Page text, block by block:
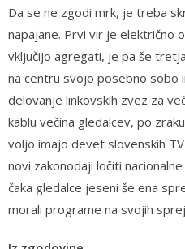
Da se ne zgodi mrk, je treba
napajane. Prvi vir je električno
vključijo agregati, je pa še
na centru svojo posebno sobo
delovanje linkovskih zvez za
kablu večina gledalcev, po
voljo imajo devet slovenskih
novi zakonodaji ločiti
čaka gledalce jeseni še ena
morali programe na svojih